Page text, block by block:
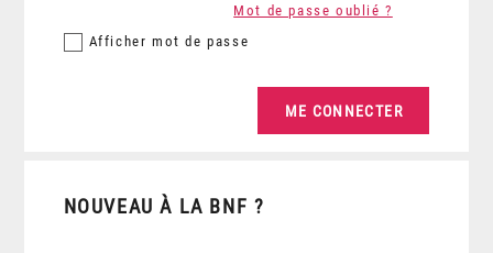
Afficher mot de passe
Mot de passe oublié ?
NOUVEAU À LA BNF ?